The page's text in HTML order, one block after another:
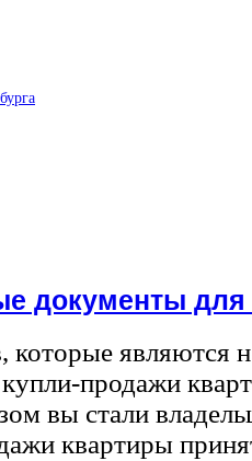
документы
которые являются
продажи
вы стали
квартиры